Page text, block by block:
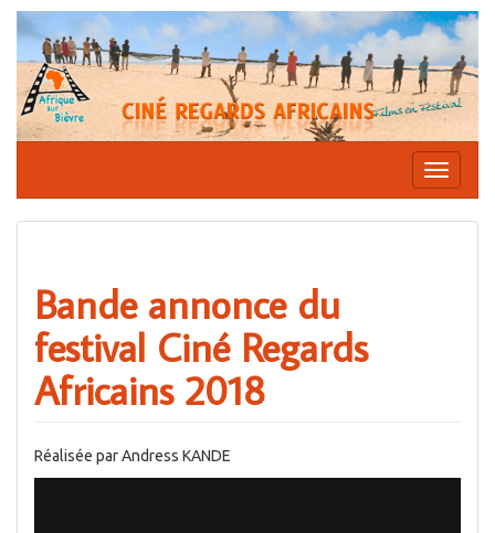
Aller
contenu
la
Bande annonce du
festival Ciné Regards
Africains 2018
Réalisée par Andress KANDE